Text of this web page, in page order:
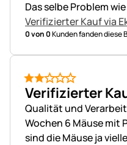
Das selbe Problem
Verifizierter Kauf via
0 von 0Kunden fanden diese
2 von 5
Verifizierter
Qualität und
Wochen 6 Mäuse mit
sind die Mäuse ja